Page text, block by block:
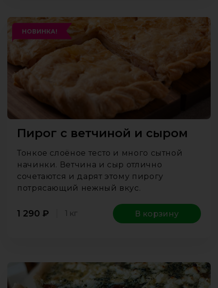
НОВИНКА!
Пирог с ветчиной и сыром
Тонкое слоёное тесто и много сытной
начинки. Ветчина и сыр отлично
сочетаются и дарят этому пирогу
потрясающий нежный вкус.
1 290 ₽ 1 кг В корзину